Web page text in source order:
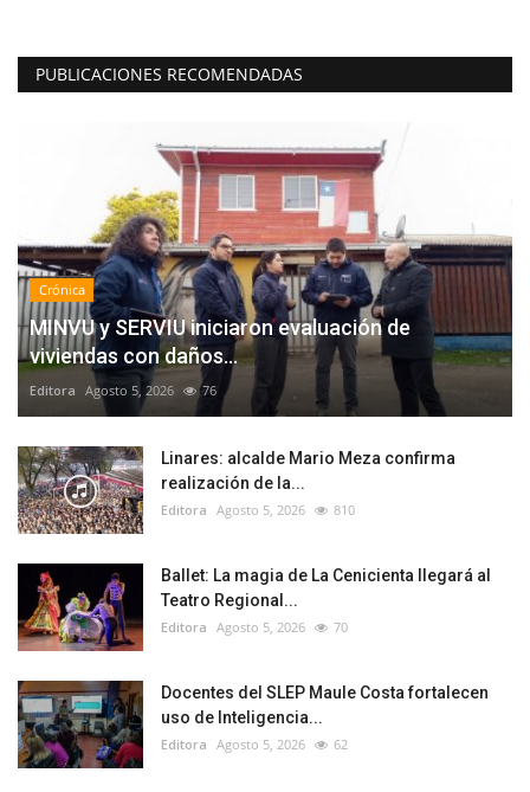
PUBLICACIONES RECOMENDADAS
Crónica
MINVU y SERVIU iniciaron evaluación de
viviendas con daños...
Editora Agosto 5, 2026 76
Linares: alcalde Mario Meza confirma
realización de la...
Editora Agosto 5, 2026 810
Ballet: La magia de La Cenicienta llegará al
Teatro Regional...
Editora Agosto 5, 2026 70
Docentes del SLEP Maule Costa fortalecen
uso de Inteligencia...
Editora Agosto 5, 2026 62